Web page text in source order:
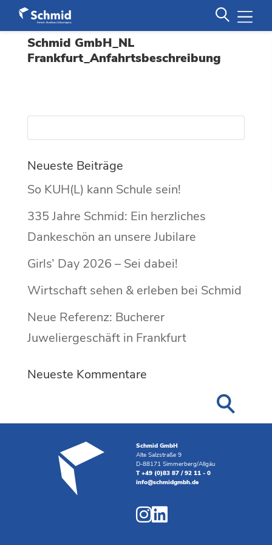
Schmid GmbH_NL
Frankfurt_Anfahrtsbeschreibung
Neueste Beiträge
So KUH(L) kann Schule sein!
335 Jahre Schmid: Ein herzliches
Dankeschön an unsere Jubilare
Girls’ Day 2026 – Sei dabei!
Wirtschaft sehen & erleben bei Schmid
Neue Referenz: Bucherer
Juweliergeschäft in Frankfurt
Neueste Kommentare
Schmid GmbH
Alte Salzstraße 9
D-88171 Simmerberg/Allgäu
T +49 (0)83 87 / 92 11 - 0
info@schmidgmbh.de